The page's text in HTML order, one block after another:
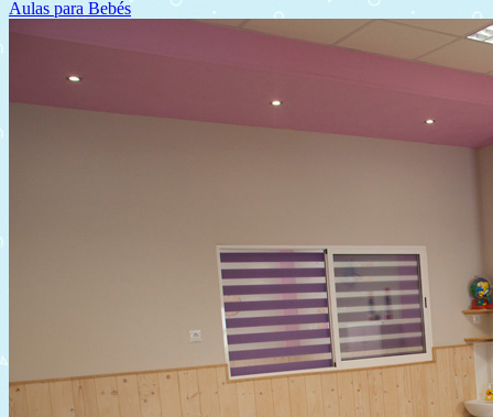
Aulas para Bebés